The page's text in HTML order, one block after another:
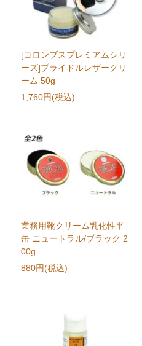
[コロンブスプレミアムシリ
ーズ]ブライドルレザークリ
ーム 50g
1,760円(税込)
業務用靴クリーム乳化性平
缶 ニュートラル/ブラック 2
00g
880円(税込)